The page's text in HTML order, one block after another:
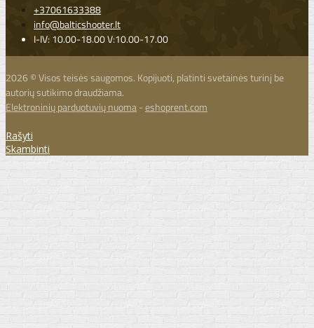
+37061633388
info@balticshooter.lt
I-IV: 10.00-18.00 V:10.00-17.00
2026 © Visos teisės saugomos. Kopijuoti, platinti svetainės turinį be
autorių sutikimo draudžiama.
Elektroninių parduotuvių nuoma-eshoprent.com
Rašyti
Skambinti